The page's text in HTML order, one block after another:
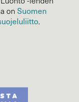
on Suomen
.